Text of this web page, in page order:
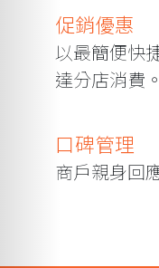
促銷優惠
以最簡便快
達分店消費。
口碑管理
商戶親身回